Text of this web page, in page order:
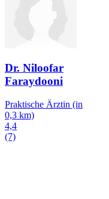
Dr. Niloofar
Faraydooni
Praktische Ärztin (in
0,3 km)
4,4
(7)